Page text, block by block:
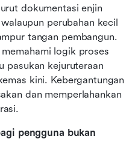
dokumentasi enjin
perubahan kecil
tangan pembangun.
logik proses
pasukan kejuruteraan
kini. Kebergantungan
dan memperlahankan
pengguna bukan